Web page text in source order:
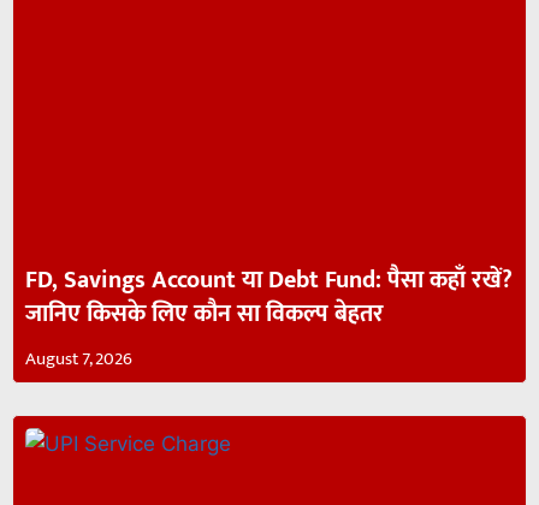
FD, Savings Account या Debt Fund: पैसा कहाँ रखें?
जानिए किसके लिए कौन सा विकल्प बेहतर
August 7, 2026